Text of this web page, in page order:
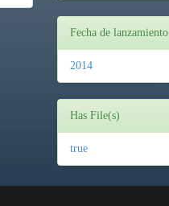
Fecha de lanzamiento
2014
Has File(s)
true